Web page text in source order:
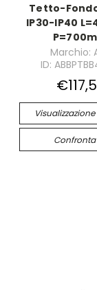
Tetto-
IP30-IP40
Marchio:
ID: